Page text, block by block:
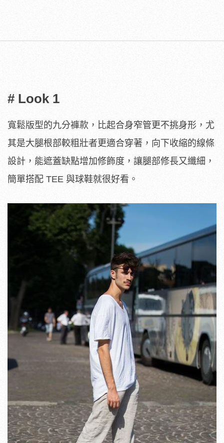
# Look 1
寬鬆版型的九分褲款，比起合身窄管更不挑身形，尤
其是大腿根部較粗壯者更適合穿著，向下收縮的線條
設計，能遮蓋缺點增加修飾度，讓腿部修長又纖細，
簡單搭配 TEE 與球鞋就很好看。